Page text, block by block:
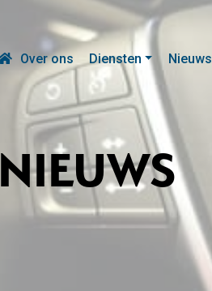
Over ons Diensten Nieuws
NIEUWS